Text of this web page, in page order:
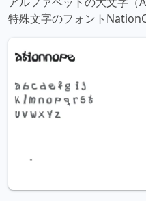
特殊文字のフォント